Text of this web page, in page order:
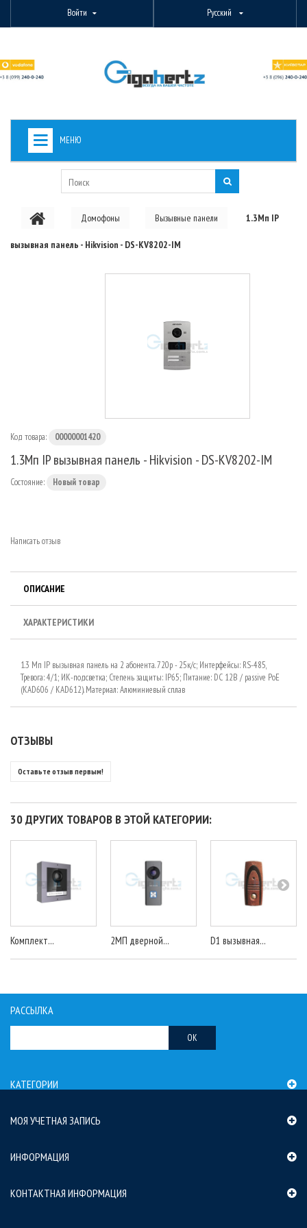
Войти Русский
МЕНЮ
PON ОБОРУДОВАНИЕ
Домофоны Вызывные панели 1.3Мп IP
вызывная панель - Hikvision - DS-KV8202-IM
Код товара: 00000001420
1.3Мп IP вызывная панель - Hikvision - DS-KV8202-IM
Состояние: Новый товар
Написать отзыв
ОПИСАНИЕ
ХАРАКТЕРИСТИКИ
1.3 Мп IP вызывная панель на 2 абонента. 720р - 25к/с; Интерфейсы: RS-485,
Тревога: 4/1; ИК-подсветка; Степень защиты: IP65; Питание: DC 12В / passive PoE
(KAD606 / KAD612). Материал: Алюминиевый сплав
ОТЗЫВЫ
Оставьте отзыв первым!
30 ДРУГИХ ТОВАРОВ В ЭТОЙ КАТЕГОРИИ:
Комплект... 2МП дверной... D1 вызывная...
РАССЫЛКА
OK
КАТЕГОРИИ
МОЯ УЧЕТНАЯ ЗАПИСЬ
ИНФОРМАЦИЯ
КОНТАКТНАЯ ИНФОРМАЦИЯ